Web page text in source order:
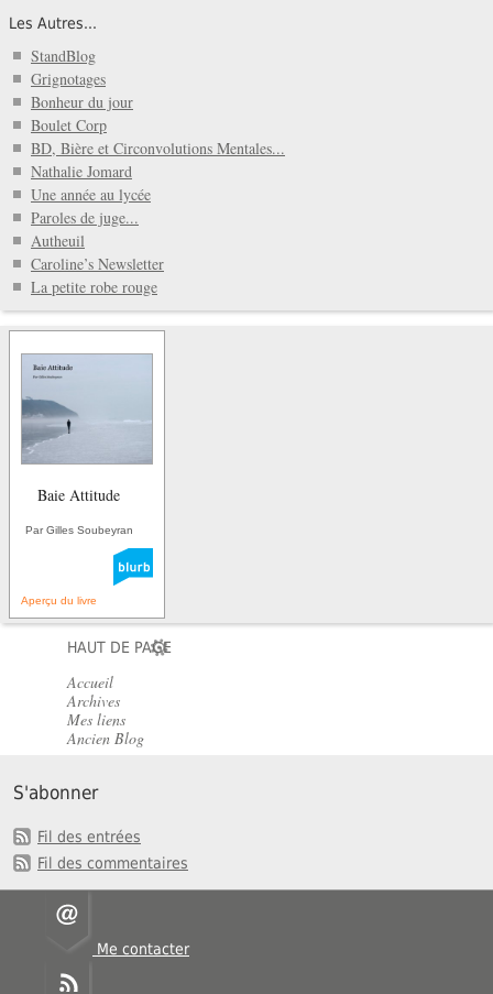
Les Autres...
StandBlog
Grignotages
Bonheur du jour
Boulet Corp
BD, Bière et Circonvolutions Mentales...
Nathalie Jomard
Une année au lycée
Paroles de juge...
Autheuil
Caroline’s Newsletter
La petite robe rouge
Baie Attitude
Par Gilles Soubeyran
Aperçu du livre
HAUT DE PAGE
Accueil
Archives
Mes liens
Ancien Blog
S'abonner
Fil des entrées
Fil des commentaires
Me contacter